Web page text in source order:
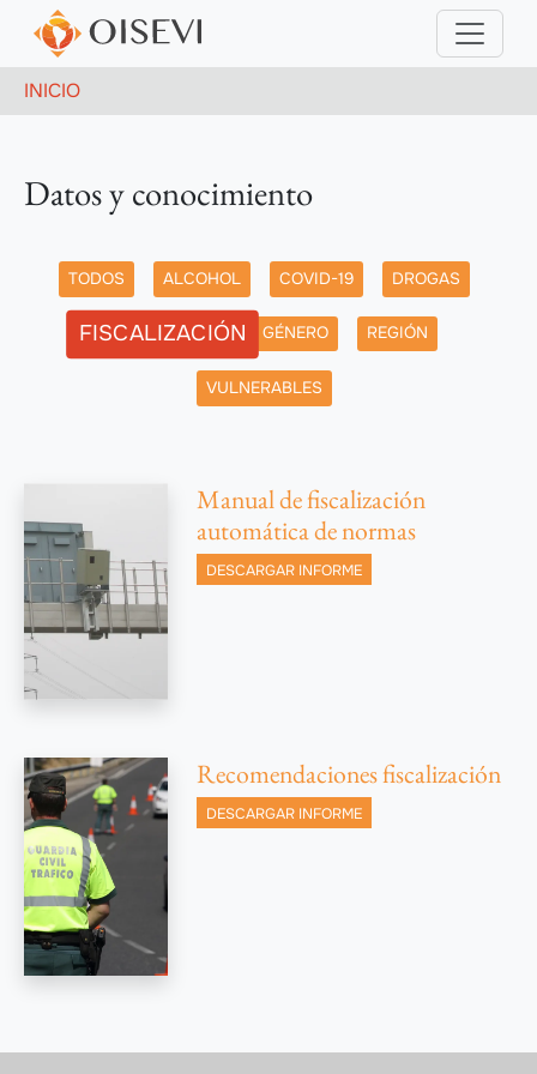
Pasar al contenido principal
Ruta de navegación
INICIO
Datos y conocimiento
TODOS ALCOHOL COVID-19 DROGAS
FISCALIZACIÓN GÉNERO REGIÓN
VULNERABLES
Manual de fiscalización
automática de normas
DESCARGAR INFORME
Recomendaciones fiscalización
DESCARGAR INFORME